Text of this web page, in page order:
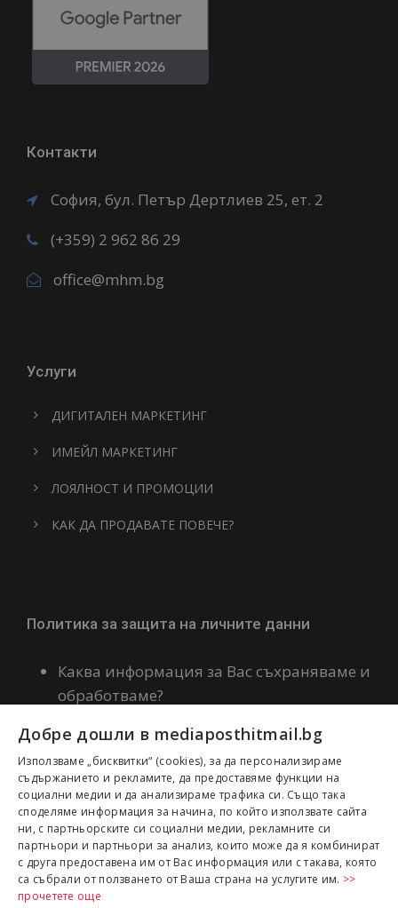
Контакти
София, бул. Петър Дертлиев 25, ет. 2
(+359) 2 962 86 29
office@mhm.bg
Услуги
ДИГИТАЛЕН МАРКЕТИНГ
ИМЕЙЛ МАРКЕТИНГ
ЛОЯЛНОСТ И ПРОМОЦИИ
КАК ДА ПРОДАВАТЕ ПОВЕЧЕ?
Политика за защита на личните данни
Каква информация за Вас съхраняваме и
обработваме?
Декларация за политиката ни по
качество и сигурност на информацията
Добре дошли в mediaposthitmail.bg
Използваме „бисквитки“ (cookies), за да персонализираме
съдържанието и рекламите, да предоставяме функции на
социални медии и да анализираме трафика си. Също така
споделяме информация за начина, по който използвате сайта
ни, с партньорските си социални медии, рекламните си
партньори и партньори за анализ, които може да я комбинират
с друга предоставена им от Вас информация или с такава, която
са събрали от ползването от Ваша страна на услугите им. >>
прочетете още